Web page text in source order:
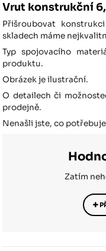
Vrut konstrukční
Přišroubovat
skladech máme
Typ spojovacího
produktu.
Obrázek je ilustrační.
O detailech či
prodejně.
Nenašli jste, co
Zatím